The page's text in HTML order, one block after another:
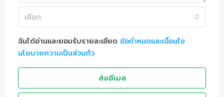
เลือก
ฉันได้อ่านและยอมรับรายละเอียด ข้อกำหนดและเงื่อนไข
นโยบายความเป็นส่วนตัว
ส่งอีเมล